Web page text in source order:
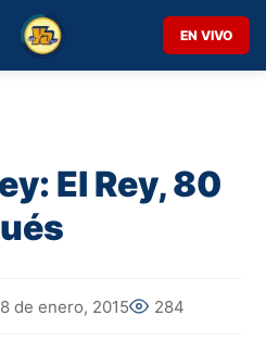
EN VIVO
El Rey, 80
8 de enero, 2015 284